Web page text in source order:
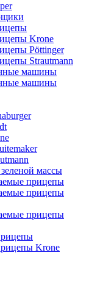
Krone
Pöttinger
Strautmann
машины
машины
массы
прицепы
прицепы
прицепы
Krone